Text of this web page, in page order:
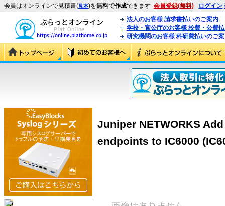
会員はオンラインで見積書(見本)を無料で作成できます 会員登録(無料) ログイン
法人のお客様 請求書払いのご案内
学校・官公庁のお客様 校費・公費
研究機関のお客様 科研費払いのご
Juniper NETWORKS
endpoints to IC6000